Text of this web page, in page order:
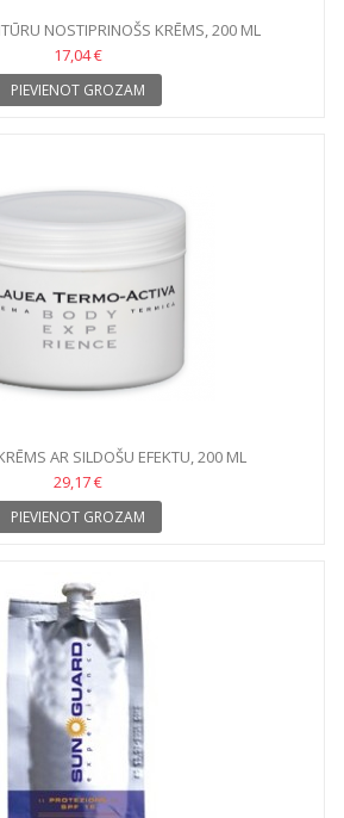
NOSTIPRINOŠS KRĒMS, 200 ML
17,04 €
PIEVIENOT GROZAM
AR SILDOŠU EFEKTU, 200 ML
29,17 €
PIEVIENOT GROZAM